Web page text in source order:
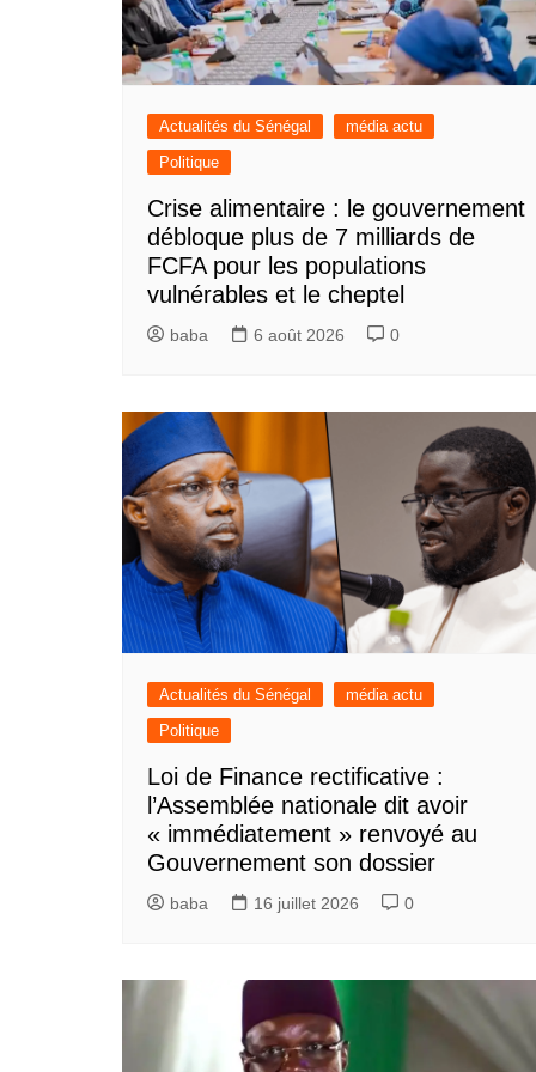
Actualités du Sénégal
média actu
Politique
Crise alimentaire : le gouvernement
débloque plus de 7 milliards de
FCFA pour les populations
vulnérables et le cheptel
baba 6 août 2026 0
Actualités du Sénégal
média actu
Politique
Loi de Finance rectificative :
l’Assemblée nationale dit avoir
« immédiatement » renvoyé au
Gouvernement son dossier
baba 16 juillet 2026 0